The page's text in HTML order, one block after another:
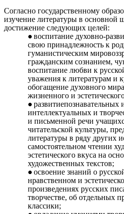
Согласно государственному
изучение литературы в основной
достижение следующих целей:
воспитание духовно-
свою принадлежность к
гуманистическим
гражданским сознанием,
воспитание любви к
уважения к литературам и
обогащение духовного
жизненного и
развитиепознавательных
интеллектуальных и
и письменной речи
читательской культуры,
литературы в ряду других
самостоятельном чтении
эстетического вкуса на
художественных текстов;
освоение знаний о
нравственном и
произведениях русских
творчестве, об отдельных
классики;